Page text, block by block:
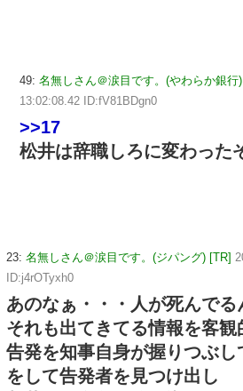
49: 名無しさん＠涙目です。(やわらか銀行
13:02:08.42 ID:fV81BDgn0
>>17
松井は辞職しろに変わった
23: 名無しさん＠涙目です。(ジパング) [TR]
ID:j4rOTyxh0
あのなぁ・・・人が死んでる
それも出てきてる情報を客観
告発を知事自身が握りつぶし
をして告発者を見つけ出し